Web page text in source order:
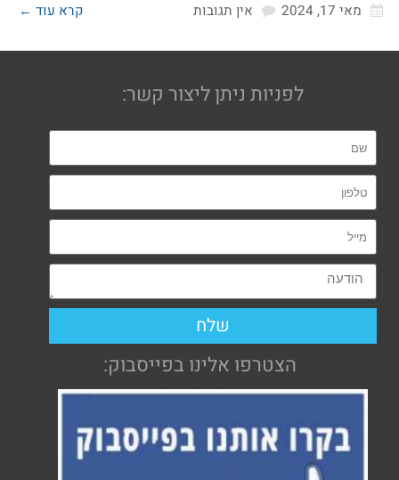
מאי 17, 2024 אין תגובות קרא עוד ←
לפניות ניתן ליצור קשר:
שלח
הצטרפו אלינו בפייסבוק: